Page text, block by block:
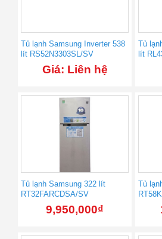
Tủ lạnh Samsung Inverter 538
lít RS52N3303SL/SV
Giá: Liên hệ
Tủ
lít
Tủ lạnh Samsung 322 lít
RT32FARCDSA/SV
9,950,000₫
Tủ